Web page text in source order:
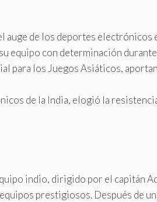
auge de los deportes electrónicos
equipo con determinación
para los Juegos Asiáticos,
de la India, elogió la
indio, dirigido por el capitán
prestigiosos. Después de